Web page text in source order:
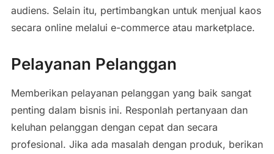
audiens. Selain itu, pertimbangkan untuk menjual kaos
secara online melalui e-commerce atau marketplace.
Pelayanan Pelanggan
Memberikan pelayanan pelanggan yang baik sangat
penting dalam bisnis ini. Responlah pertanyaan dan
keluhan pelanggan dengan cepat dan secara
profesional. Jika ada masalah dengan produk, berikan